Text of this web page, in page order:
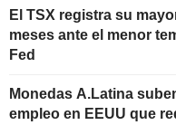
El TSX registra su
meses ante el menor
Fed
Monedas A.Latina
empleo en EEUU que